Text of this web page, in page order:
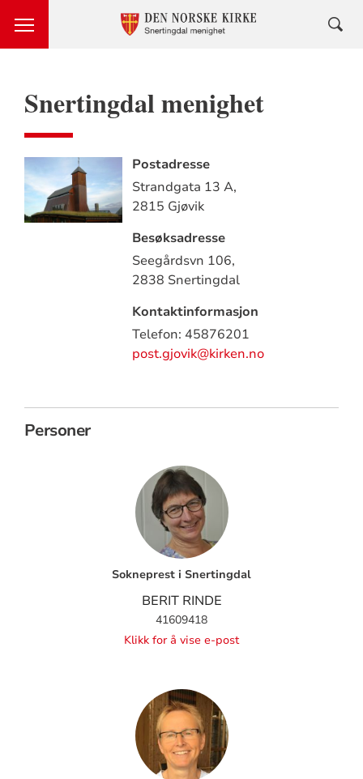
Snertingdal menighet
Postadresse
Strandgata 13 A,
2815 Gjøvik
Besøksadresse
Seegårdsvn 106,
2838 Snertingdal
Kontaktinformasjon
Telefon: 45876201
post.gjovik@kirken.no
Personer
Sokneprest i Snertingdal
BERIT RINDE
41609418
Klikk for å vise e-post